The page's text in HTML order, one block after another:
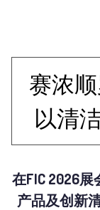
赛浓
以清
在FIC 2026
产品及创新